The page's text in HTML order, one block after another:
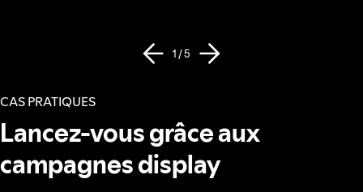
1 / 5
CAS PRATIQUES
Lancez-vous grâce aux
campagnes display